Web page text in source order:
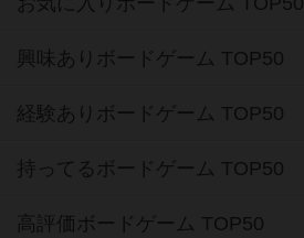
興味ありボードゲーム TOP50
経験ありボードゲーム TOP50
持ってるボードゲーム TOP50
高評価ボードゲーム TOP50